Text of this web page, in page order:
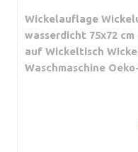
Wickelauflage
wasserdicht 75x72
auf Wickeltisch
Waschmaschine